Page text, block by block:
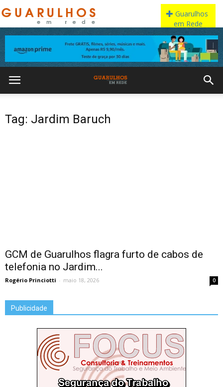
Tag: Jardim Baruch
GCM de Guarulhos flagra furto de cabos de
telefonia no Jardim...
Rogério Princiotti - maio 18, 2026 0
Publicidade